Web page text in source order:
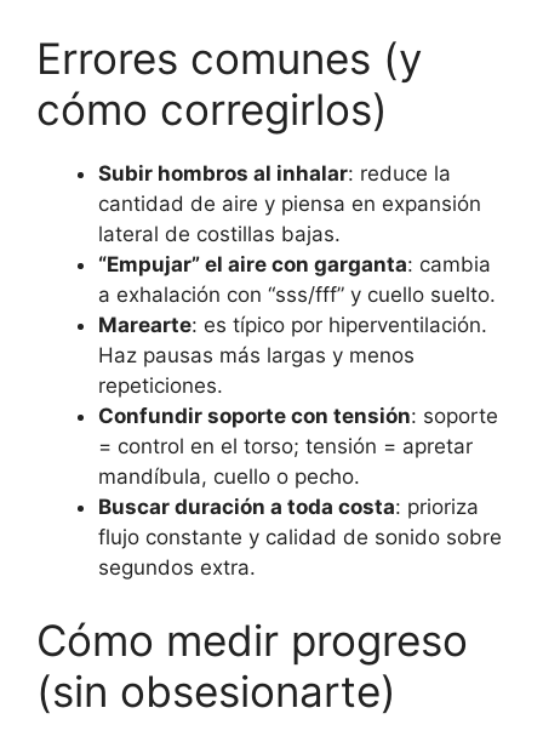
Errores comunes (y
cómo corregirlos)
Subir hombros al inhalar: reduce la
cantidad de aire y piensa en expansión
lateral de costillas bajas.
“Empujar” el aire con garganta: cambia
a exhalación con “sss/fff” y cuello suelto.
Marearte: es típico por hiperventilación.
Haz pausas más largas y menos
repeticiones.
Confundir soporte con tensión: soporte
= control en el torso; tensión = apretar
mandíbula, cuello o pecho.
Buscar duración a toda costa: prioriza
flujo constante y calidad de sonido sobre
segundos extra.
Cómo medir progreso
(sin obsesionarte)